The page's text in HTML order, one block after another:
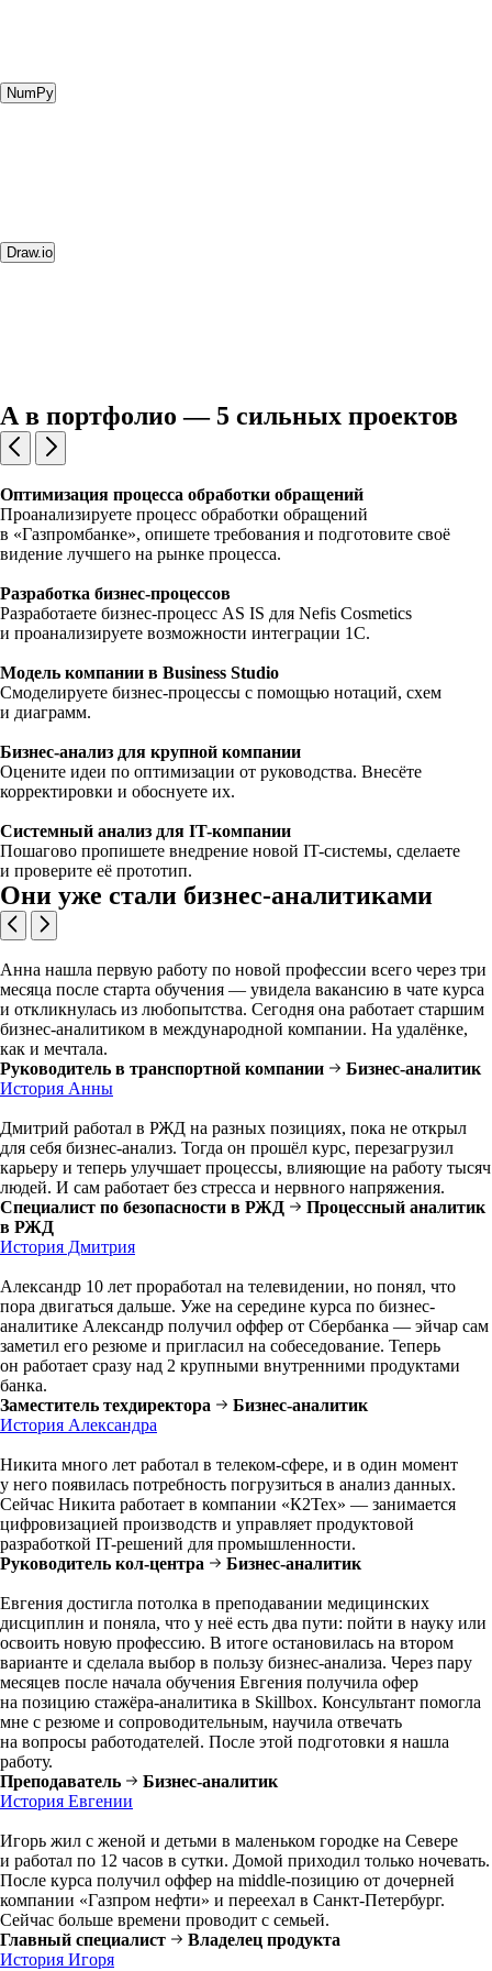
NumPy
Draw.io
А в портфолио — 5 сильных проектов
Оптимизация процесса обработки обращений
Проанализируете процесс обработки обращений
в «Газпромбанке», опишете требования и подготовите своё
видение лучшего на рынке процесса.
Разработка бизнес-процессов
Разработаете бизнес-процесс AS IS для Nefis Cosmetics
и проанализируете возможности интеграции 1С.
Модель компании в Business Studio
Смоделируете бизнес-процессы с помощью нотаций, схем
и диаграмм.
Бизнес-анализ для крупной компании
Оцените идеи по оптимизации от руководства. Внесёте
корректировки и обоснуете их.
Системный анализ для IT-компании
Пошагово пропишете внедрение новой IT-системы, сделаете
и проверите её прототип.
Они уже стали бизнес-аналитиками
Анна нашла первую работу по новой профессии всего через три
месяца после старта обучения — увидела вакансию в чате курса
и откликнулась из любопытства. Сегодня она работает старшим
бизнес-аналитиком в международной компании. На удалёнке,
как и мечтала.
Руководитель в транспортной компании
Бизнес-аналитик
История Анны
Дмитрий работал в РЖД на разных позициях, пока не открыл
для себя бизнес-анализ. Тогда он прошёл курс, перезагрузил
карьеру и теперь улучшает процессы, влияющие на работу тысяч
людей. И сам работает без стресса и нервного напряжения.
Специалист по безопасности в РЖД
Процессный аналитик
в РЖД
История Дмитрия
Александр 10 лет проработал на телевидении, но понял, что
пора двигаться дальше. Уже на середине курса по бизнес-
аналитике Александр получил оффер от Сбербанка — эйчар сам
заметил его резюме и пригласил на собеседование. Теперь
он работает сразу над 2 крупными внутренними продуктами
банка.
Заместитель техдиректора
Бизнес-аналитик
История Александра
Никита много лет работал в телеком-сфере, и в один момент
у него появилась потребность погрузиться в анализ данных.
Сейчас Никита работает в компании «К2Тех» — занимается
цифровизацией производств и управляет продуктовой
разработкой IT-решений для промышленности.
Руководитель кол-центра
Бизнес-аналитик
Евгения достигла потолка в преподавании медицинских
дисциплин и поняла, что у неё есть два пути: пойти в науку или
освоить новую профессию. В итоге остановилась на втором
варианте и сделала выбор в пользу бизнес-анализа. Через пару
месяцев после начала обучения Евгения получила офер
на позицию стажёра-аналитика в Skillbox. Консультант помогла
мне с резюме и сопроводительным, научила отвечать
на вопросы работодателей. После этой подготовки я нашла
работу.
Преподаватель
Бизнес-аналитик
История Евгении
Игорь жил с женой и детьми в маленьком городке на Севере
и работал по 12 часов в сутки. Домой приходил только ночевать.
После курса получил оффер на middle-позицию от дочерней
компании «Газпром нефти» и переехал в Санкт-Петербург.
Сейчас больше времени проводит с семьей.
Главный специалист
Владелец продукта
История Игоря